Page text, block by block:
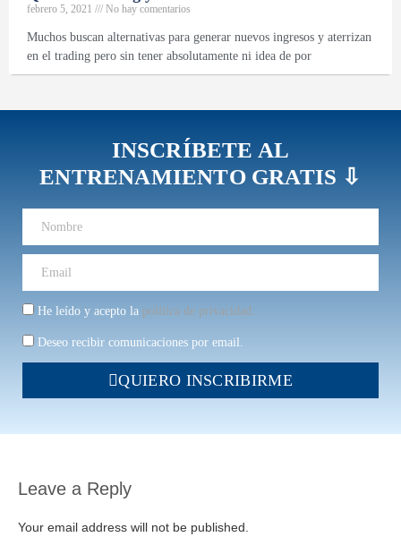
febrero 5, 2021 No hay comentarios
Muchos buscan alternativas para generar nuevos ingresos y aterrizan
en el trading pero sin tener absolutamente ni idea de por
INSCRÍBETE AL
ENTRENAMIENTO GRATIS ⇩
He leído y acepto la política de privacidad.
Deseo recibir comunicaciones por email.
QUIERO INSCRIBIRME
Leave a Reply
Your email address will not be published.